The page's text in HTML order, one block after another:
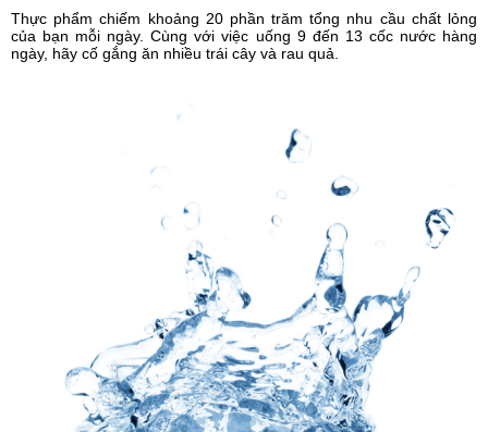
Thực phẩm chiếm khoảng 20 phần trăm tổng nhu cầu chất lỏng
của bạn mỗi ngày. Cùng với việc uống 9 đến 13 cốc nước hàng
ngày, hãy cố gắng ăn nhiều trái cây và rau quả.